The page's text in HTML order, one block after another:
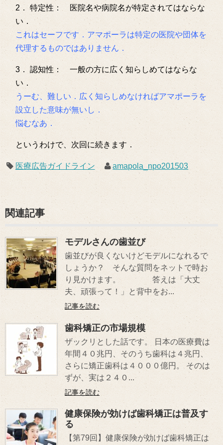
2． 特定性： 医院名や病院名が特定されてはならな
い．
これはセーフです．アマポーラは特定の医院や団体を
代理するものではありません．
3． 認知性： 一般の方に広く知らしめてはならな
い．
うーむ、難しい．広く知らしめなければアマポーラを
設立した意味が無いし．
悩むなあ．
というわけで、次回に続きます．
医療広告ガイドライン amapola_npo201503
関連記事
モデルさんの歯並び
歯並びが良くないけどモデルになれるで
しょうか？ そんな質問をネットで時お
り見かけます。 答えは「大丈
夫、頑張って！」と背中をお...
記事を読む
歯科矯正の市場規模
ザックリとした話です。 日本の医療費は
年間４０兆円、そのうち歯科は４兆円、
さらに矯正歯科は４０００億円。 そのは
ずが、実は２４０...
記事を読む
健康保険が効けば歯科矯正は普及す
る
【第79回】健康保険が効けば歯科矯正は